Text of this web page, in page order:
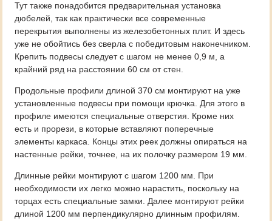
Тут также понадобится предварительная установка
дюбелей, так как практически все современные
перекрытия выполнены из железобетонных плит. И здесь
уже не обойтись без сверла с победитовым наконечником.
Крепить подвесы следует с шагом не менее 0,9 м, а
крайний ряд на расстоянии 60 см от стен.
Продольные профили длиной 370 см монтируют на уже
установленные подвесы при помощи крючка. Для этого в
профиле имеются специальные отверстия. Кроме них
есть и прорези, в которые вставляют поперечные
элементы каркаса. Концы этих реек должны опираться на
настенные рейки, точнее, на их полочку размером 19 мм.
Длинные рейки монтируют с шагом 1200 мм. При
необходимости их легко можно нарастить, поскольку на
торцах есть специальные замки. Далее монтируют рейки
длиной 1200 мм перпендикулярно длинным профилям.